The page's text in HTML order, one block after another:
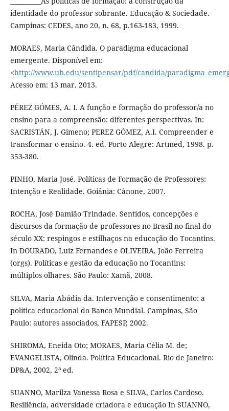
identidade do professor sobrante. Educação & Sociedade.
Campinas: CEDES, ano 20, n. 68, p.163-183, 1999.
MORAES, Maria Cândida. O paradigma educacional
emergente. Disponível em:
<http://www.ub.edu/sentipensar/pdf/candida/
Acesso em: 13 mar. 2013.
PÉREZ GÓMES, A. I. A função e formação do professor/a no
ensino para a compreensão: diferentes perspectivas. In:
SACRISTÁN, J. Gimeno; PEREZ GÓMEZ, A.I. Compreender e
transformar o ensino. 4. ed. Porto Alegre: Artmed, 1998. p.
353-380.
PINHO, Maria José. Políticas de Formação de Professores:
Intenção e Realidade. Goiânia: Cânone, 2007.
ROCHA, José Damião Trindade. Sentidos, concepções e
discursos da formação de professores no Brasil no final do
século XX: respingos e estilhaços na educação do Tocantins.
In DOURADO, Luiz Fernandes e OLIVEIRA, João Ferreira
(orgs). Políticas e gestão da educação no Tocantins:
múltiplos olhares. São Paulo: Xamã, 2008.
SILVA, Maria Abádia da. Intervenção e consentimento: a
política educacional do Banco Mundial. Campinas, São
Paulo: autores associados, FAPESP, 2002.
SHIROMA, Eneida Oto; MORAES, Maria Célia M. de;
EVANGELISTA, Olinda. Política Educacional. Rio de Janeiro:
DP&A, 2002, 2ª ed.
SUANNO, Marilza Vanessa Rosa e SILVA, Carlos Cardoso.
Resiliência, adversidade criadora e educação In SUANNO,